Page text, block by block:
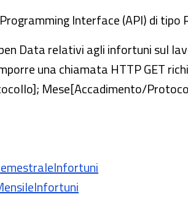
Interface (API) di tipo
Data relativi agli infortuni sul
una chiamata HTTP GET
Mese[Accadimento/